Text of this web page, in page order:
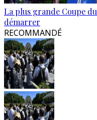
La plus grande Coupe
démarrer
RECOMMANDÉ